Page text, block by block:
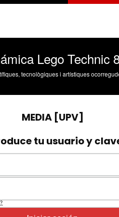
Technic 8459-2
i artístiques ocorregudes en els tres